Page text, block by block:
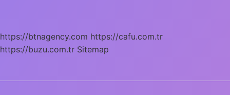
https://btnagency.com https://cafu.com.tr
https://buzu.com.tr Sitemap